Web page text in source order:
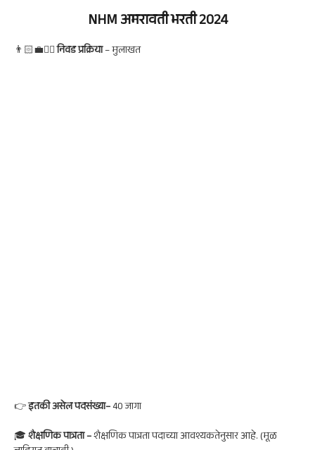
NHMअमरावतीभरती 2024
👨🏻‍💼🙋‍♀️निवड प्रक्रिया– मुलाखत
👉इतकी असेल पदसंख्या–40 जागा
🎓शैक्षणिक पात्रता –शैक्षणिक पात्रता पदाच्या आवश्यकतेनुसार आहे. (मूळ